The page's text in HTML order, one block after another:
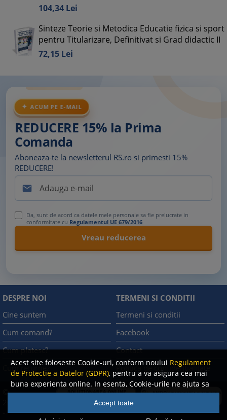
Acest site foloseste Cookie-uri, conform noului Regulament
de Protectie a Datelor (GDPR), pentru a va asigura cea mai
buna experienta online. In esenta, Cookie-urile ne ajuta sa
imbunatatim continutul de pe site, oferindu-va dvs.,
cititorul, o experienta online personalizata si mult mai
rapida. Ele sunt folosite doar de site-ul nostru si partenerii
Accept toate
104,34 Lei
Sinteze Teorie si Metodica Educatie fizica si sport
pentru Titularizare, Definitivat si Grad didactic II
72,15 Lei
ACUM PE E-MAIL
REDUCERE 15% la Prima
Comanda
Aboneaza-te la newsletterul RS.ro si primesti 15%
REDUCERE!

Da, sunt de acord ca datele mele personale sa fie prelucrate in
conformitate cu Regulamentul UE 679/2016
DESPRE NOI
Cine suntem
Cum comand?
Cum platesc?
Cum returnez
TERMENI SI CONDITII
Termeni si conditii
Facebook
Contact
Politica de confidentialitate
©